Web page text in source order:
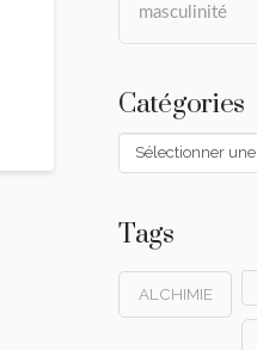
masculinité
Catégories
Catégories
Tags
ALCHIMIE